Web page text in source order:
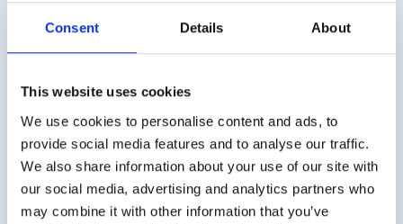
Consent Details About
This website uses cookies
We use cookies to personalise content and ads, to
provide social media features and to analyse our traffic.
We also share information about your use of our site with
our social media, advertising and analytics partners who
may combine it with other information that you’ve
Die Versandkosten für Deutschland betragen € 10,- (zzgl.
MwSt.). Für Österreich € 20,- (zzgl. MwSt.).
Geschäftskunde?
Lieferung auf Rechnung möglich. Kontaktieren Sie uns
für ein Angebot oder bestellen Sie direkt über den